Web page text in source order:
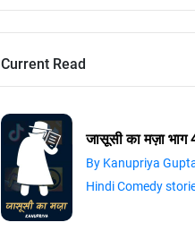
Current Read
जासूसी का मज़ा भाग
By Kanupriya
Hindi Comedy